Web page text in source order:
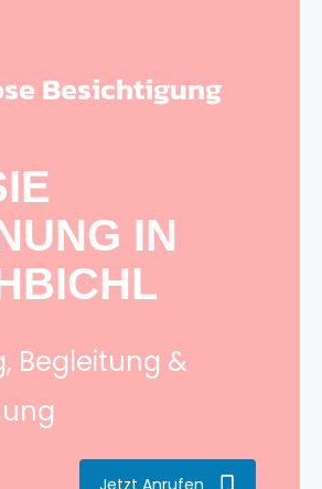
Besichtigung
IN
Begleitung &
Jetzt Anrufen